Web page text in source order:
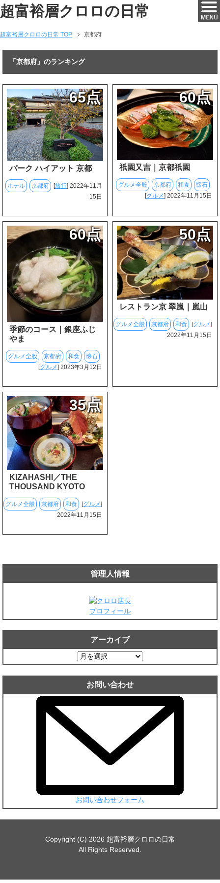
超富裕層クロロの日常
超富裕層クロロの日常 TOP 京都府
「京都府」のランキング
65点
パーク ハイアット 京都
ホテル 京都府 [旅行] 2022年11月
15日
60点
祇園又吉｜京都祇園
グルメ全般 京都府 和食
懐石
[グルメ] 2022年11月15日
60点
季節のコース｜銀座ふじ
やま
グルメ全般 京都府 和食
懐石
[グルメ] 2023年3月12日
50点
レストラン京 翠嵐｜嵐山
グルメ全般 京都府 和食 [グルメ]
2022年11月15日
35点
KIZAHASHI／THE
THOUSAND KYOTO
グルメ全般 京都府 和食 [グルメ]
2022年11月15日
管理人情報
プロフィール
アーカイブ
ア
ー
カ
ブ
お問い合わせ
お問い合わせフォーム
Copyright (C) 2026 超富裕層クロロの日常
All Rights Reserved.